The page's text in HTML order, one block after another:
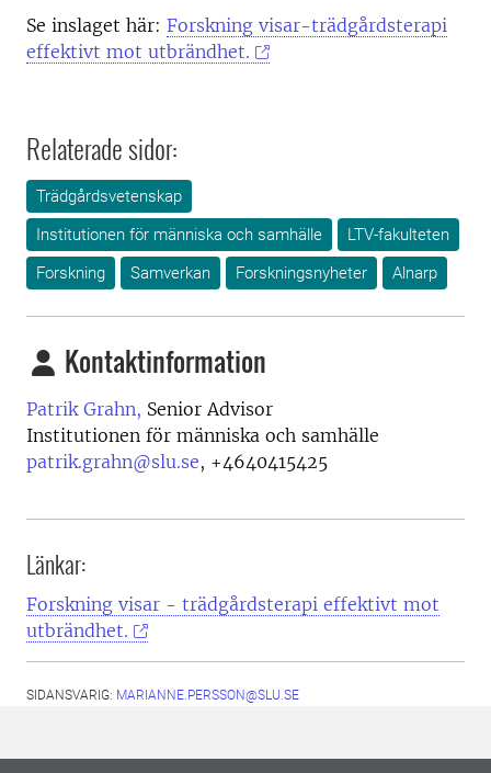
Se inslaget här: Forskning visar-trädgårdsterapi
effektivt mot utbrändhet.
Relaterade sidor:
Trädgårdsvetenskap
Institutionen för människa och samhälle
LTV-fakulteten
Forskning
Samverkan Forskningsnyheter Alnarp
Kontaktinformation
Patrik Grahn, Senior Advisor
Institutionen för människa och samhälle
patrik.grahn@slu.se, +4640415425
Länkar:
Forskning visar - trädgårdsterapi effektivt mot
utbrändhet.
SIDANSVARIG: MARIANNE.PERSSON@SLU.SE